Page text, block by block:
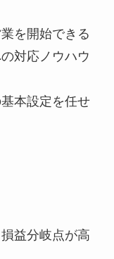
を開始できる
対応ノウハウ
本設定を任せ
益分岐点が高